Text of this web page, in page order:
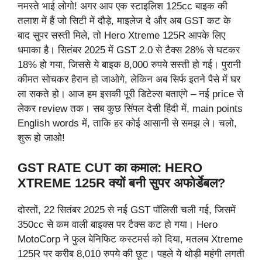
नमस्ते भाई लोगो! अगर आप एक स्टाइलिश 125cc बाइक की
तलाश में हैं जो सिटी में दौड़े, माइलेज दे और अब GST कट के
बाद सुपर सस्ती मिले, तो Hero Xtreme 125R आपके लिए
धमाका है। सितंबर 2025 में GST 2.0 से टैक्स 28% से घटकर
18% हो गया, जिससे ये बाइक 8,000 रुपये सस्ती हो गई। पुरानी
कीमत सोचकर हैरान हो जाओगे, लेकिन अब सिर्फ इतने पैसे में घर
ला सकते हो। आज हम इसकी पूरी डिटेल्स बताएंगे – नई price से
लेकर review तक। सब कुछ सिंपल देसी हिंदी में, main points
English words में, ताकि हर कोई आसानी से समझ ले। चलो,
शुरू हो जाओ!
GST RATE CUT का कमाल: HERO
XTREME 125R क्यों बनी सुपर अफोर्डेबल?
दोस्तों, 22 सितंबर 2025 से नई GST पॉलिसी चली गई, जिसमें
350cc से कम वाली बाइक्स पर टैक्स कट हो गया। Hero
MotoCorp ने फुल बेनिफिट कस्टमर्स को दिया, मतलब Xtreme
125R पर करीब 8,010 रुपये की छूट। पहले ये थोड़ी महंगी लगती